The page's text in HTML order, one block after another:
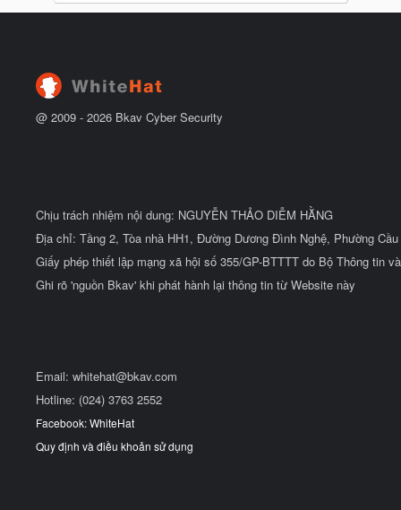
@ 2009 - 2026 Bkav Cyber Security
Chịu trách nhiệm nội dung: NGUYỄN THẢO DIỄM HẰNG
Địa chỉ: Tầng 2, Tòa nhà HH1, Đường Dương Đình Nghệ, Phường
Giấy phép thiết lập mạng xã hội số 355/GP-BTTTT do Bộ Thông tin
Ghi rõ 'nguồn Bkav' khi phát hành lại thông tin từ Website này
Email: whitehat@bkav.com
Hotline: (024) 3763 2552
Facebook: WhiteHat
Quy định và điều khoản sử dụng